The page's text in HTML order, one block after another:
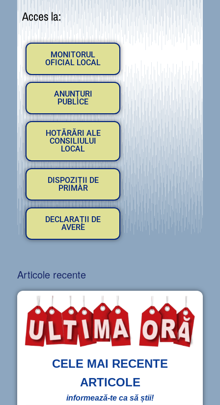
Acces la:
MONITORUL
OFICIAL LOCAL
ANUNȚURI
PUBLICE
HOTĂRĂRI ALE
CONSILIULUI
LOCAL
DISPOZIȚII DE
PRIMAR
DECLARAȚII DE
AVERE
Articole recente
CELE MAI RECENTE
ARTICOLE
informează-te ca să știi!